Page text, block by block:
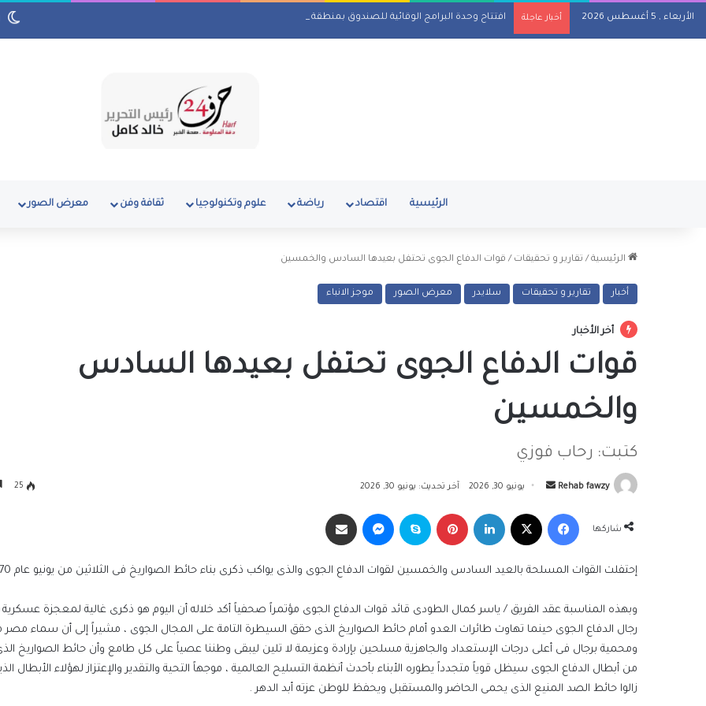
الأربعاء , 5 أغسطس 2026 أخبار عاجلة افتتاح وحدة البرامج الوقائية للصندوق بمنطقة رأس البر
الرئيسية اقتصاد رياضة علوم وتكنولوجيا ثقافة وفن معرض الصور
الرئيسية / تقارير و تحقيقات / قوات الدفاع الجوى تحتفل بعيدها السادس والخمسين
أخبار تقارير و تحقيقات سلايدر معرض الصور موجز الانباء
أخر الأخبار
قوات الدفاع الجوى تحتفل بعيدها السادس
والخمسين
كتبت: رحاب فوزي
Rehab fawzy
أرسل
إلكترونيا
يونيو 30, 2026 آخر تحديث: يونيو 30, 2026 25
شاركها
فيسبوك لينكدإن بينتيريست سكايب ماسنجر
إحتفلت القوات المسلحة بالعيد السادس والخمسين لقوات الدفاع الجوى والذى يواكب ذكرى بناء حائط الصواريخ فى الثلاثين من يونيو عام 1970م .
وبهذه المناسبة عقد الفريق / ياسر كمال الطودى قائد قوات الدفاع الجوى مؤتمراً صحفياً أكد خلاله أن اليوم هو ذكرى غالية لمعجزة
رجال الدفاع الجوى حينما تهاوت طائرات العدو أمام حائط الصواريخ الذى حقق السيطرة التامة على المجال الجوى ، مشيراً إلى أن سماء مصر
ومحمية برجال فى أعلى درجات الإستعداد والجاهزية مسلحين بإرادة وعزيمة لا تلين ليبقى وطننا عصياً على كل طامع وأن حائط الصواريخ الذى
من أبطال الدفاع الجوى سيظل قوياً متجدداً يطوره الأبناء بأحدث أنظمة التسليح العالمية ، موجهاً التحية والتقدير والإعتزاز لهؤلاء الأبطال
زالوا حائط الصد المنيع الذى يحمى الحاضر والمستقبل ويحفظ للوطن عزته أبد الدهر .